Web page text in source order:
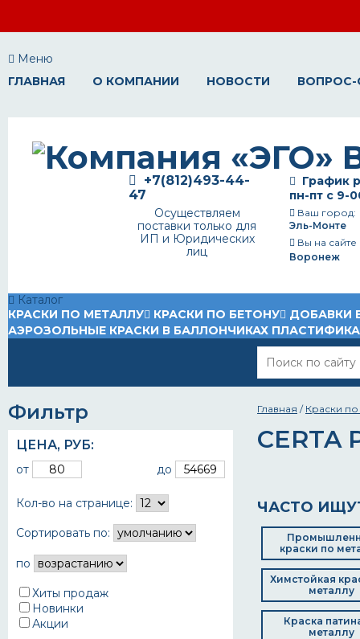
Меню
ГЛАВНАЯ
О КОМПАНИИ НОВОСТИ ВОПРОС-
График
пн-пт с 9-
Ваш город:
Эль-Монте
Вы на
Воронеж
+7(812)493-44-
47
Осуществляем
поставки только для
ИП и Юридических
лиц
Каталог
КРАСКИ ПО МЕТАЛЛУ
КРАСКИ ПО БЕТОНУ
ДОБАВКИ
АЭРОЗОЛЬНЫЕ КРАСКИ В БАЛЛОНЧИКАХ
Фильтр
ЦЕНА, РУБ:
от до
Кол-во на странице:
Сортировать по:
по
Хиты продаж
Новинки
Акции
Главная / Краски
ЧАСТО
краски по
Химстойкая
металлу
Краска
металлу